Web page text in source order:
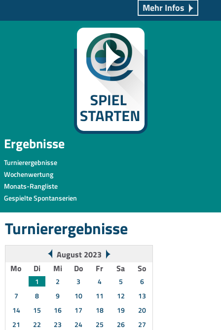
Mehr Infos
Ergebnisse
Turnierergebnisse
Wochenwertung
Monats-Rangliste
Gespielte Spontanserien
Turnierergebnisse
August 2023
Mo
Di Mi Do Fr Sa So
1 2 3 4 5
6
7
8 9 10 11 12
13
14
15 16 17 18 19
20
21
22 23 24 25 26
27